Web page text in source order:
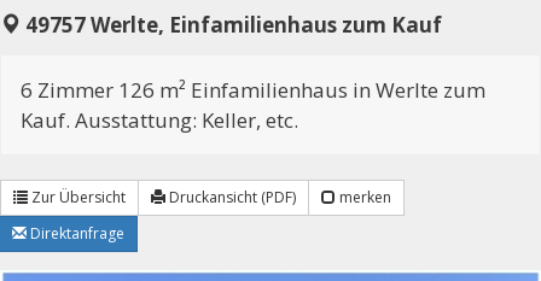
49757 Werlte, Einfamilienhaus zum Kauf
6 Zimmer 126 m² Einfamilienhaus in Werlte zum
Kauf. Ausstattung: Keller, etc.
Zur Übersicht Druckansicht (PDF)
merken
Direktanfrage